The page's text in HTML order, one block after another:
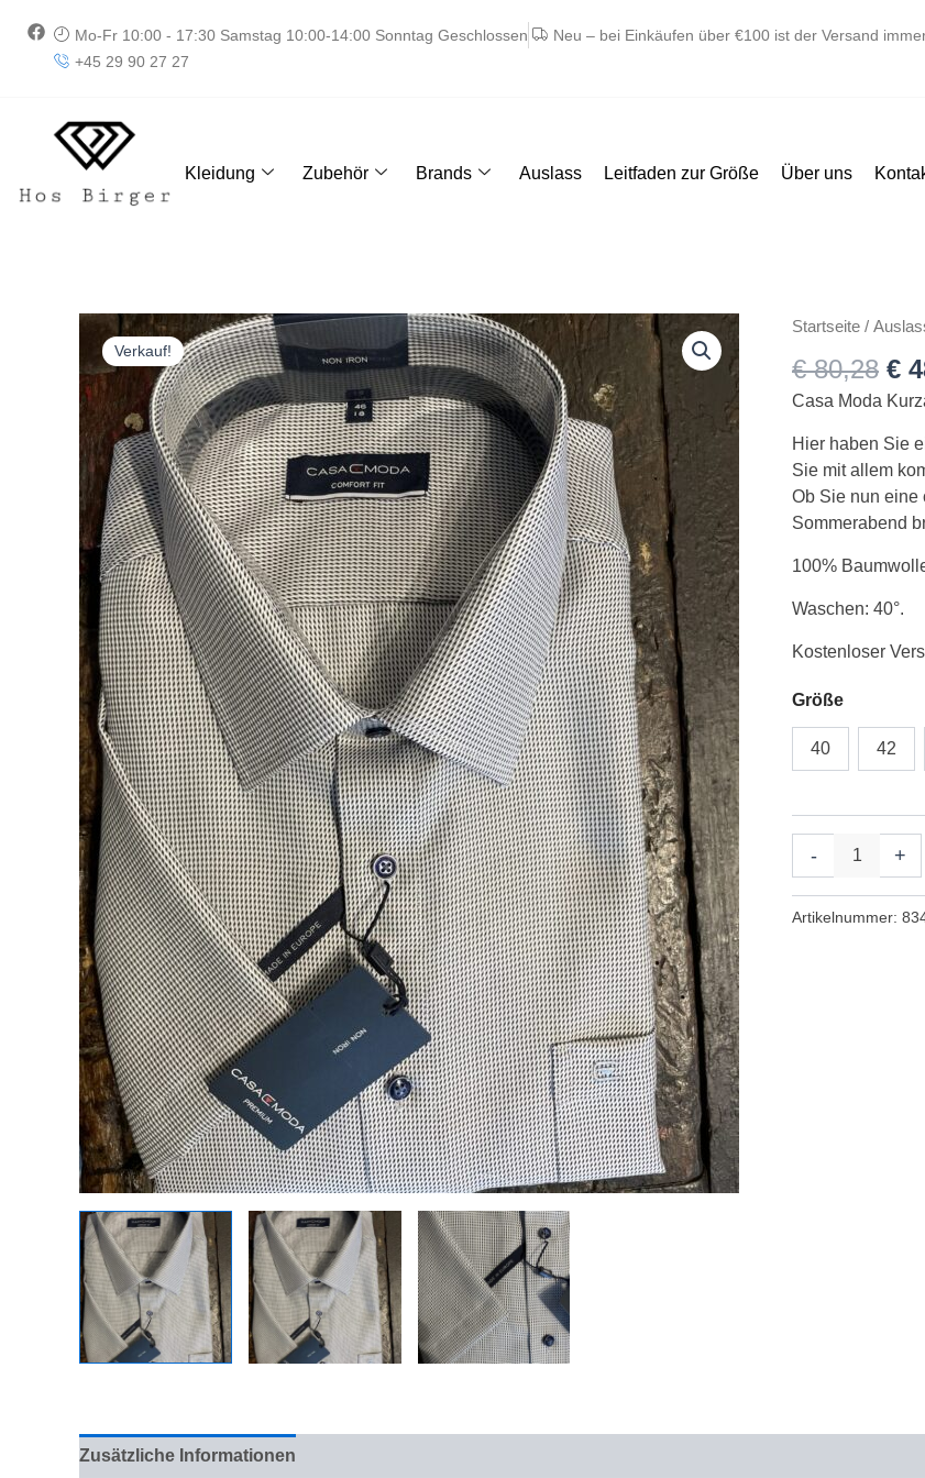
Inhalt
springen
F
a
Mo-Fr 10:00 - 17:30 Samstag 10:00-14:00 Sonntag Geschlossen Neu – bei Einkäufen über €100 ist der Versand
+45 29 90 27 27
Kleidung Zubehör Brands Auslass Leitfaden zur Größe Über uns
Verkauf!
Startseite /
€80,28
€
€
Casa Moda
Hier haben Sie
Sie mit allem
Ob Sie nun eine
Sommerabend
100%
Waschen: 40°.
Kostenloser
Größe
40 42
-
Casa
kort
ærmet
meleret
+
Artikelnummer:
Zusätzliche Informationen